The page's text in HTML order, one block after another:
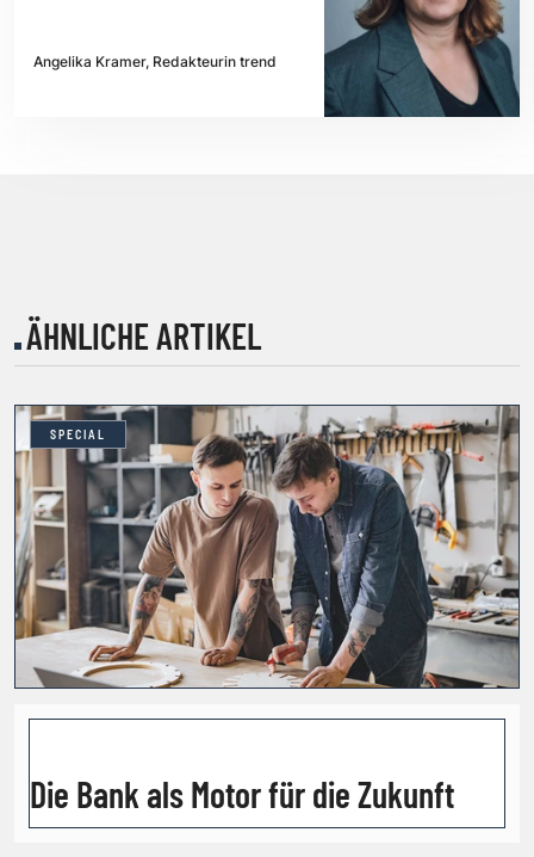
Angelika Kramer, Redakteurin trend
ÄHNLICHE ARTIKEL
SPECIAL
Die Bank als Motor für die Zukunft